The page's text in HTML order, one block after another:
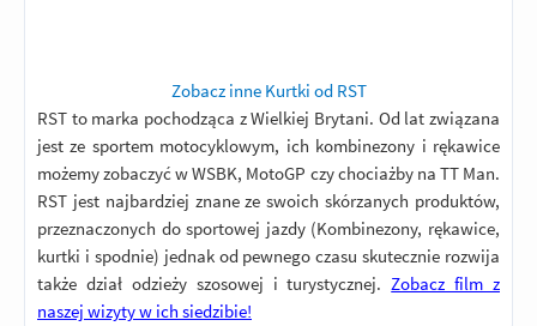
Zobacz inne Kurtki od RST
RST to marka pochodząca z Wielkiej Brytani. Od lat związana
jest ze sportem motocyklowym, ich kombinezony i rękawice
możemy zobaczyć w WSBK, MotoGP czy chociażby na TT Man.
RST jest najbardziej znane ze swoich skórzanych produktów,
przeznaczonych do sportowej jazdy (Kombinezony, rękawice,
kurtki i spodnie) jednak od pewnego czasu skutecznie rozwija
także dział odzieży szosowej i turystycznej.Zobacz film z
naszej wizyty w ich siedzibie!